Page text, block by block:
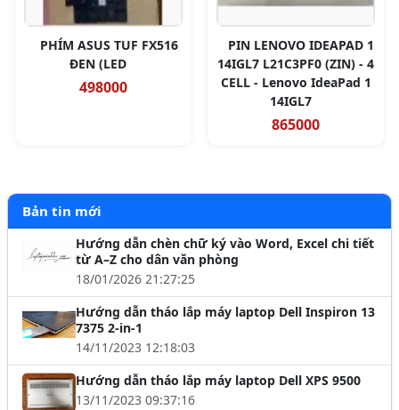
PHÍM ASUS TUF FX516
ĐEN (LED
498000
PIN LENOVO IDEAPAD 1
14IGL7 L21C3PF0 (ZIN) - 4
CELL - Lenovo IdeaPad 1
14IGL7
865000
Bản tin mới
Hướng dẫn chèn chữ ký vào Word, Excel chi tiết
từ A–Z cho dân văn phòng
18/01/2026 21:27:25
Hướng dẫn tháo lắp máy laptop Dell Inspiron 13
7375 2-in-1
14/11/2023 12:18:03
Hướng dẫn tháo lắp máy laptop Dell XPS 9500
13/11/2023 09:37:16